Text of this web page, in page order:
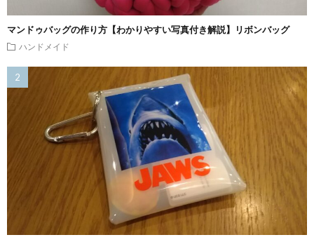
マンドゥバッグの作り方【わかりやすい写真付き解説】リボンバッグ
ハンドメイド